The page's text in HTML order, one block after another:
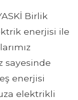
Birlik
enerjisi ile
sayesinde
enerjisi
elektrikli